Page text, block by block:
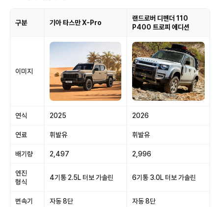
구분 기아 타스만 X-Pro
랜드로버 디펜더 110
P400 트로피 에디션
이미지
연식 2025 2026
연료 휘발유 휘발유
배기량 2,497 2,996
엔진
형식
4기통 2.5L 터보 가솔린 6기통 3.0L 터보 가솔린
변속기 자동 8단 자동 8단